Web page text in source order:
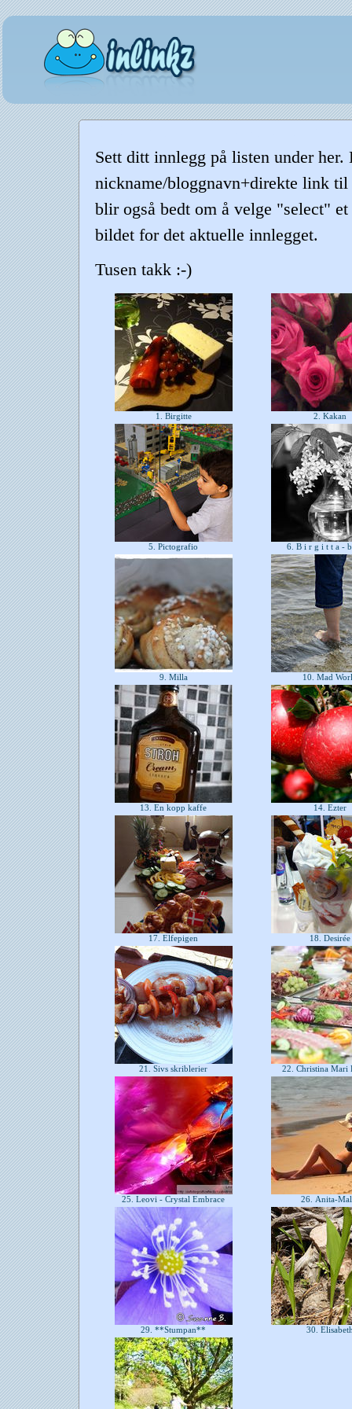
Sett ditt innlegg på listen under
nickname/bloggnavn+direkte link til
blir også bedt om å velge "select"
bildet for det aktuelle innlegget.
Tusen takk :-)
1. Birgitte 2. Kakan
5. Pictografio 6. B i r g i t t a -
9. Milla 10. Mad
13. En kopp kaffe 14. Ezter
17. Elfepigen 18. Desirée
21. Sivs skriblerier 22. Christina Mari
25. Leovi - Crystal Embrace 26. Anita-
29. **Stumpan** 30.